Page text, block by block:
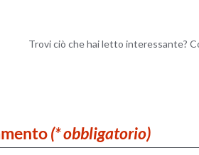
Trovi ciò che hai letto interessante?
(* obbligatorio)